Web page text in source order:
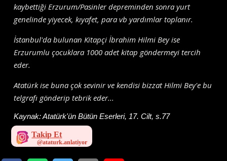
kaybettiği Erzurum/Pasinler depreminden sonra yurt
genelinde yiyecek, kıyafet, para vb yardımlar toplanır.
İstanbul'da bulunan Kitapçi İbrahim Hilmi Bey ise
Erzurumlu çocuklara 1000 adet kitap göndermeyi tercih
eder.
Atatürk ise buna çok sevinir ve kendisi bizzat Hilmi Bey'e bu
telgrafı gönderip tebrik eder...
Kaynak:Atatürk'ün Bütün Eserleri, 17. Cilt, s.77
Takip Et